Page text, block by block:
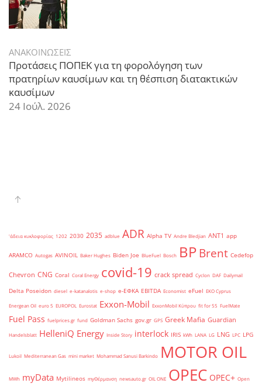
ΑΝΑΚΟΙΝΩΣΕΙΣ
Προτάσεις ΠΟΠΕΚ για τη φορολόγηση των
πρατηρίων καυσίμων και τη θέσπιση διατακτικών
καυσίμων
24 Ιούλ. 2026
'άδεια κυκλοφορίας 1202 2030 2035 adblue ADR Alpha TV Andre Bledjian ANT1 app
ARAMCO Autogas AVINOIL Baker Hughes Biden Joe BlueFuel Bosch BPBrent Cedefop
Chevron CNG Coral Coral Energy covid-19 crack spread Cyclon DAF Dailymail
Delta Poseidon diesel e-katanalotis e-shop e-ΕΦΚΑ EBITDA Economist eFuel EKO Cyprus
Energean Oil euro 5 EUROPOL Eurostat Exxon-Mobil ExxonMobil Κύπρου fit for 55 FuelMate
Fuel Pass fuelprices.gr fund Goldman Sachs gov.gr GPS Greek Mafia Guardian
Handelsblatt HelleniQ Energy Inside Story interlock IRIS kWh LANA LG LNG LPC LPG
Lukoil Mediterranean Gas mini market Mohammad Sanusi Barkindo MOTOR OIL
MWh myData Mytilineos myΘέρμανση newsauto.gr OIL ONE OPEC OPEC+ Open